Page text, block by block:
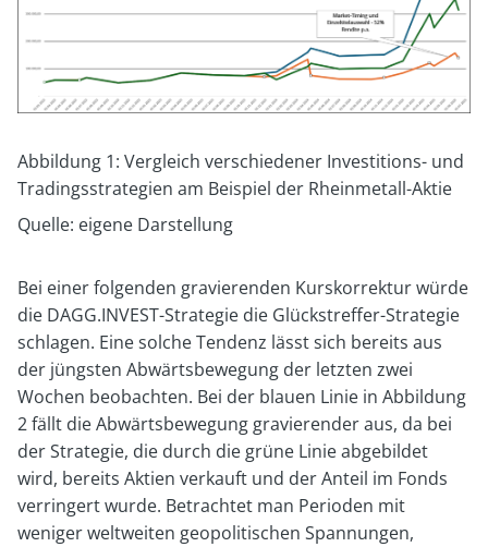
Abbildung 1: Vergleich verschiedener Investitions- und
Tradingsstrategien am Beispiel der Rheinmetall-Aktie
Quelle: eigene Darstellung
Bei einer folgenden gravierenden Kurskorrektur würde
die DAGG.INVEST-Strategie die Glückstreffer-Strategie
schlagen. Eine solche Tendenz lässt sich bereits aus
der jüngsten Abwärtsbewegung der letzten zwei
Wochen beobachten. Bei der blauen Linie in Abbildung
2 fällt die Abwärtsbewegung gravierender aus, da bei
der Strategie, die durch die grüne Linie abgebildet
wird, bereits Aktien verkauft und der Anteil im Fonds
verringert wurde. Betrachtet man Perioden mit
weniger weltweiten geopolitischen Spannungen,